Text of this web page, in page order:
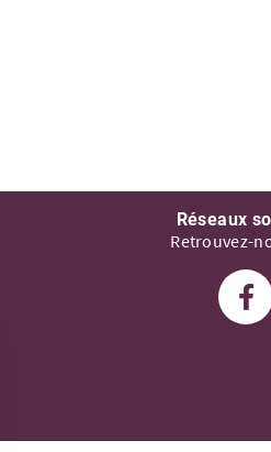
Réseaux
Retrouvez-